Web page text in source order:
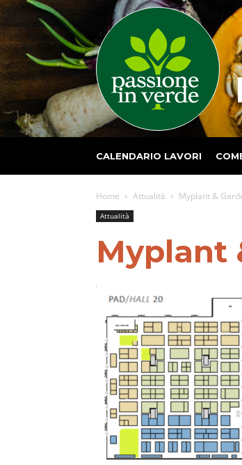
in
CALENDARIO LAVORI
Home Attualità Myplant &
Attualità
Myplant